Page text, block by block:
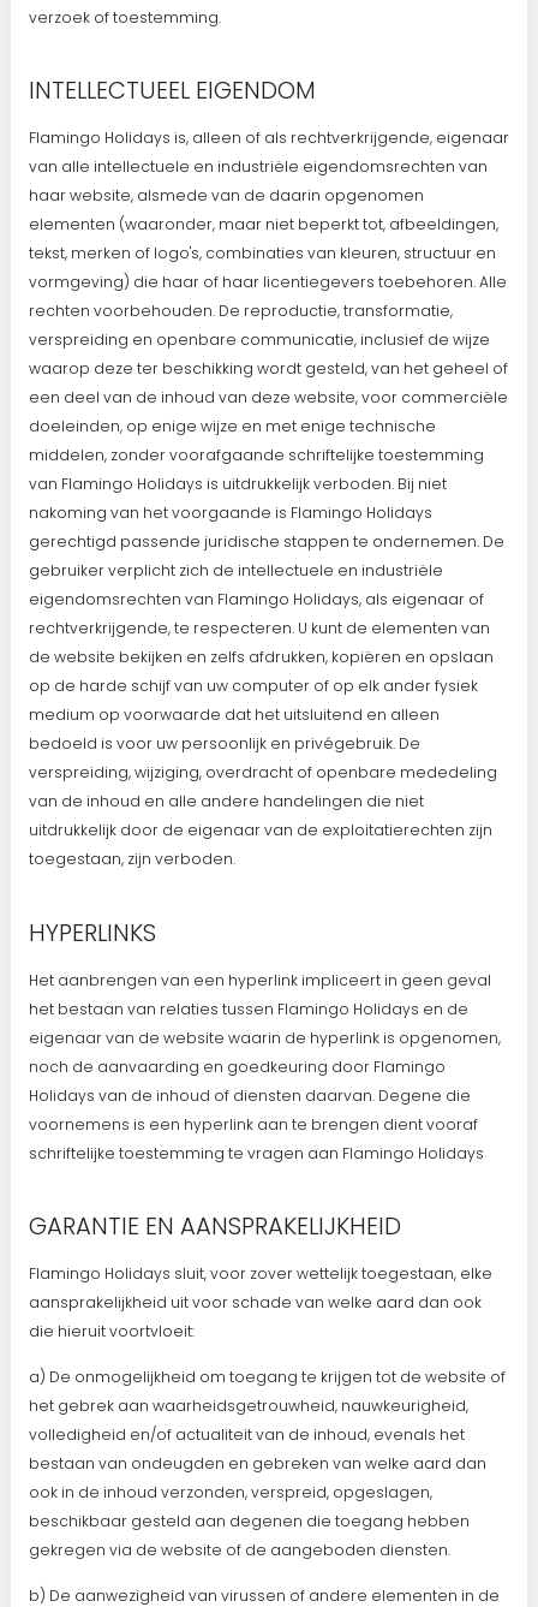
verzoek of toestemming.
INTELLECTUEEL EIGENDOM
Flamingo Holidays is, alleen of als rechtverkrijgende, eigenaar
van alle intellectuele en industriële eigendomsrechten van
haar website, alsmede van de daarin opgenomen
elementen (waaronder, maar niet beperkt tot, afbeeldingen,
tekst, merken of logo's, combinaties van kleuren, structuur en
vormgeving) die haar of haar licentiegevers toebehoren. Alle
rechten voorbehouden. De reproductie, transformatie,
verspreiding en openbare communicatie, inclusief de wijze
waarop deze ter beschikking wordt gesteld, van het geheel of
een deel van de inhoud van deze website, voor commerciële
doeleinden, op enige wijze en met enige technische
middelen, zonder voorafgaande schriftelijke toestemming
van Flamingo Holidays is uitdrukkelijk verboden. Bij niet
nakoming van het voorgaande is Flamingo Holidays
gerechtigd passende juridische stappen te ondernemen. De
gebruiker verplicht zich de intellectuele en industriële
eigendomsrechten van Flamingo Holidays, als eigenaar of
rechtverkrijgende, te respecteren. U kunt de elementen van
de website bekijken en zelfs afdrukken, kopiëren en opslaan
op de harde schijf van uw computer of op elk ander fysiek
medium op voorwaarde dat het uitsluitend en alleen
bedoeld is voor uw persoonlijk en privégebruik. De
verspreiding, wijziging, overdracht of openbare mededeling
van de inhoud en alle andere handelingen die niet
uitdrukkelijk door de eigenaar van de exploitatierechten zijn
toegestaan, zijn verboden.
HYPERLINKS
Het aanbrengen van een hyperlink impliceert in geen geval
het bestaan van relaties tussen Flamingo Holidays en de
eigenaar van de website waarin de hyperlink is opgenomen,
noch de aanvaarding en goedkeuring door Flamingo
Holidays van de inhoud of diensten daarvan. Degene die
voornemens is een hyperlink aan te brengen dient vooraf
schriftelijke toestemming te vragen aan Flamingo Holidays
GARANTIE EN AANSPRAKELIJKHEID
Flamingo Holidays sluit, voor zover wettelijk toegestaan, elke
aansprakelijkheid uit voor schade van welke aard dan ook
die hieruit voortvloeit:
a) De onmogelijkheid om toegang te krijgen tot de website of
het gebrek aan waarheidsgetrouwheid, nauwkeurigheid,
volledigheid en/of actualiteit van de inhoud, evenals het
bestaan van ondeugden en gebreken van welke aard dan
ook in de inhoud verzonden, verspreid, opgeslagen,
beschikbaar gesteld aan degenen die toegang hebben
gekregen via de website of de aangeboden diensten.
b) De aanwezigheid van virussen of andere elementen in de